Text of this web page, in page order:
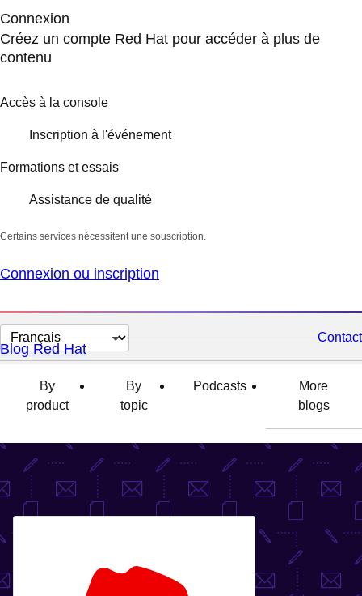
Connexion
Créez un compte Red Hat pour accéder à plus de
contenu
Accès à la console
Inscription à l'événement
Formations et essais
Assistance de qualité
Certains services nécessitent une souscription.
Connexion ou inscription
Changer
la
langue
Contact
Blog Red Hat
By
product
By
topic
Podcasts
More
blogs